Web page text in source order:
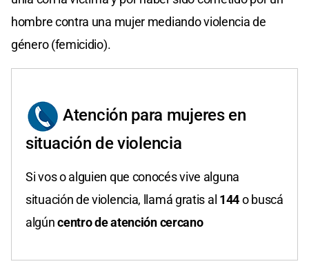
hombre contra una mujer mediando violencia de
género (femicidio).
Atención para mujeres en
situación de violencia
Si vos o alguien que conocés vive alguna
situación de violencia, llamá gratis al 144o buscá
algúncentro de atención cercano